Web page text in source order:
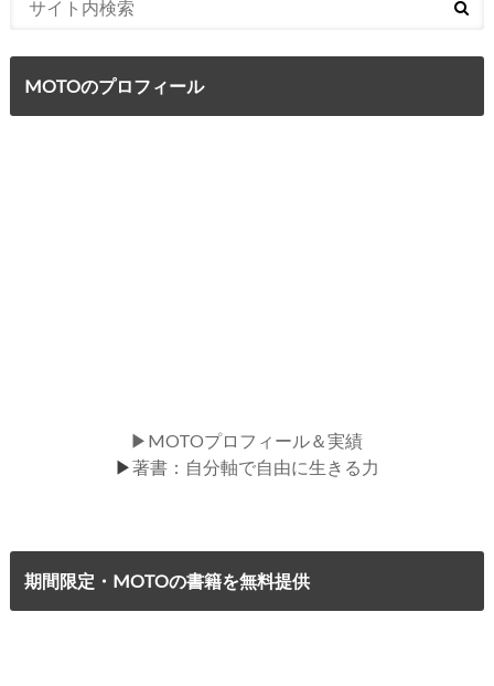
MOTOのプロフィール
▶MOTOプロフィール＆実績
▶著書：自分軸で自由に生きる力
期間限定・MOTOの書籍を無料提供